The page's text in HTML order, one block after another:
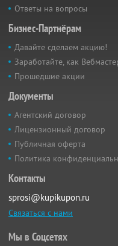
Ответы на вопросы
Бизнес-Партнёрам
Давайте сделаем акцию!
Заработайте, как
Прошедшие акции
Документы
Агентский договор
Лицензионный договор
Публичная оферта
Политика
Контакты
sprosi@kupikupon.ru
Связаться с нами
Мы в Соцсетях